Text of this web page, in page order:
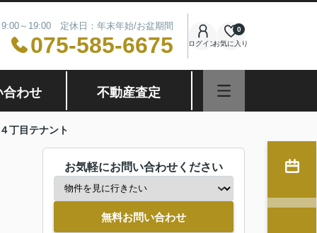
～19:00 定休日：年末年始/お盆期間
075-585-6675 ログインお気に入り
0
合わせ 不動産査定
丁目テナント
お気軽にお問い合わせください
無料お問い合わせ